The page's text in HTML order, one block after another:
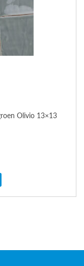
Olivio 13×13